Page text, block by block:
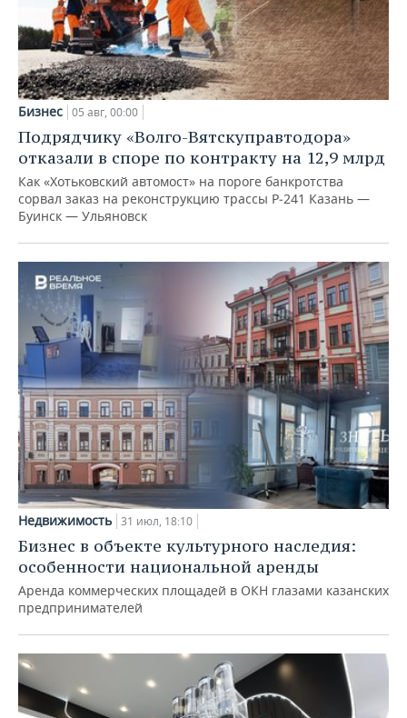
Бизнес 05 авг, 00:00
Подрядчику «Волго-Вятскуправтодора»
отказали в споре по контракту на 12,9 млрд
Как «Хотьковский автомост» на пороге банкротства
сорвал заказ на реконструкцию трассы Р‑241 Казань —
Буинск — Ульяновск
Недвижимость 31 июл, 18:10
Бизнес в объекте культурного наследия:
особенности национальной аренды
Аренда коммерческих площадей в ОКН глазами казанских
предпринимателей